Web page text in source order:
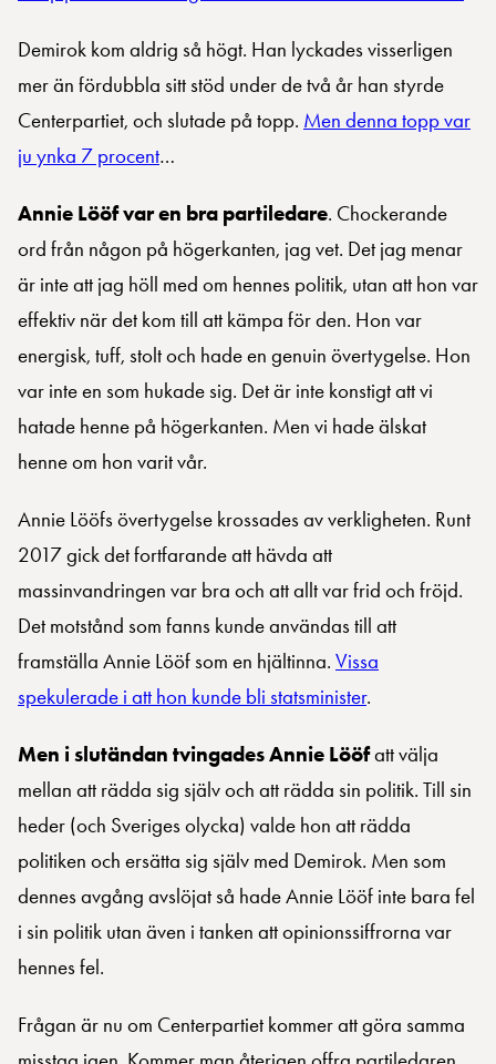
Demirok kom aldrig så högt. Han lyckades visserligen
mer än fördubbla sitt stöd under de två år han styrde
Centerpartiet, och slutade på topp. Men denna topp var
ju ynka 7 procent…
Annie Lööf var en bra partiledare. Chockerande
ord från någon på högerkanten, jag vet. Det jag menar
är inte att jag höll med om hennes politik, utan att hon var
effektiv när det kom till att kämpa för den. Hon var
energisk, tuff, stolt och hade en genuin övertygelse. Hon
var inte en som hukade sig. Det är inte konstigt att vi
hatade henne på högerkanten. Men vi hade älskat
henne om hon varit vår.
Annie Lööfs övertygelse krossades av verkligheten. Runt
2017 gick det fortfarande att hävda att
massinvandringen var bra och att allt var frid och fröjd.
Det motstånd som fanns kunde användas till att
framställa Annie Lööf som en hjältinna. Vissa
spekulerade i att hon kunde bli statsminister.
Men i slutändan tvingades Annie Lööfatt välja
mellan att rädda sig själv och att rädda sin politik. Till sin
heder (och Sveriges olycka) valde hon att rädda
politiken och ersätta sig själv med Demirok. Men som
dennes avgång avslöjat så hade Annie Lööf inte bara fel
i sin politik utan även i tanken att opinionssiffrorna var
hennes fel.
Frågan är nu om Centerpartiet kommer att göra samma